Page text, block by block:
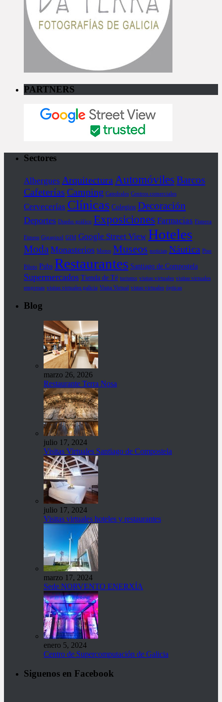
PARTNERS
Sectores
Albergues Arquitectura Automóviles Barcos
Cafeterías Camping Catedrales Centros comerciales
Cervecerías Clínicas Colegios Decoración
Deportes Diseño gráfico Exposiciones Farmacias Fisterra
Fitness Gigapixel GIM Google Street View Hoteles
Moda Monasterios Motos Museos noticias Náutica Piso
Piloto Pubs Restaurantes Santiago de Compostela
Supermercados Tienda de Té turismo visitas virtuales visitas virtuales
empresas visitas virtuales galicia Visita Virtual vistas virtuales ópticas
Blog
marzo 26, 2026
Restaurante Terra Nosa
julio 17, 2024
Visitas Virtuales Santiago de Compostela
julio 17, 2024
Visitas virtuales hoteles y restaurantes
marzo 17, 2024
Sede NORVENTO ENERXÍA
enero 5, 2024
Centro de Supercomputación de Galicia
Siguenos en Facebook